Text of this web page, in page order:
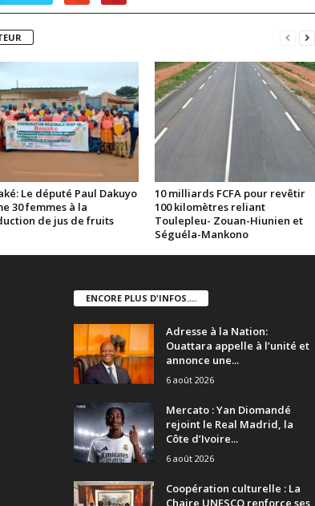
Le député Paul Dakuyo
30 femmes à la
de jus de fruits
10 milliards FCFA pour revêtir
100 kilomètres reliant
Toulepleu- Zouan-Hiunien et
Séguéla-Mankono
ENCORE PLUS D'INFOS....
Adresse à la Nation:
Ouattara appelle à l’unité et
annonce une...
6 août 2026
Mercato : Yan Diomandé
rejoint le Real Madrid, la
Côte d’Ivoire...
6 août 2026
Coopération culturelle : La
Chaire UNESCO renforce ses